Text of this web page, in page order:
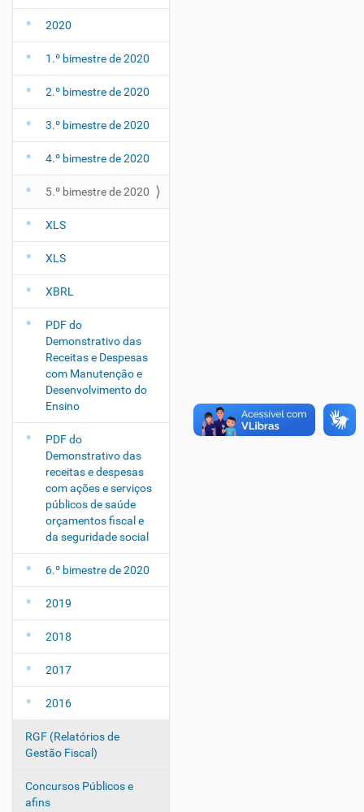
2020
1.º bimestre de 2020
2.º bimestre de 2020
3.º bimestre de 2020
4.º bimestre de 2020
5.º bimestre de 2020
XLS
XLS
XBRL
PDF do
Demonstrativo das
Receitas e Despesas
com Manutenção e
Desenvolvimento do
Ensino
PDF do
Demonstrativo das
receitas e despesas
com ações e serviços
públicos de saúde
orçamentos fiscal e
da seguridade social
6.º bimestre de 2020
2019
2018
2017
2016
RGF (Relatórios de
Gestão Fiscal)
Concursos Públicos e
afins